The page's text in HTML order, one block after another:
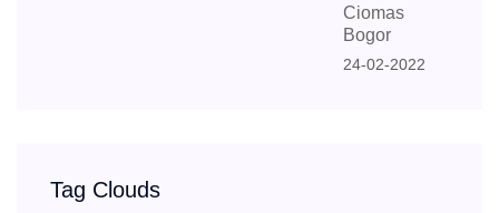
Ciomas
Bogor
24-02-2022
Tag Clouds